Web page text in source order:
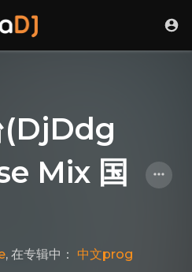
(DjDdg
Mix 国
, 在专辑中： 中文prog